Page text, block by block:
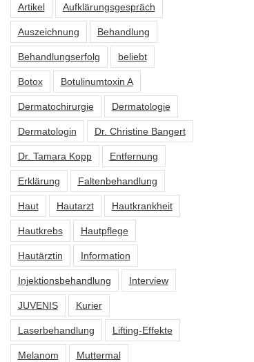
Artikel Aufklärungsgespräch
Auszeichnung Behandlung
Behandlungserfolg beliebt
Botox Botulinumtoxin A
Dermatochirurgie Dermatologie
Dermatologin Dr. Christine Bangert
Dr. Tamara Kopp Entfernung
Erklärung Faltenbehandlung
Haut Hautarzt Hautkrankheit
Hautkrebs Hautpflege
Hautärztin Information
Injektionsbehandlung Interview
JUVENIS Kurier
Laserbehandlung Lifting-Effekte
Melanom Muttermal